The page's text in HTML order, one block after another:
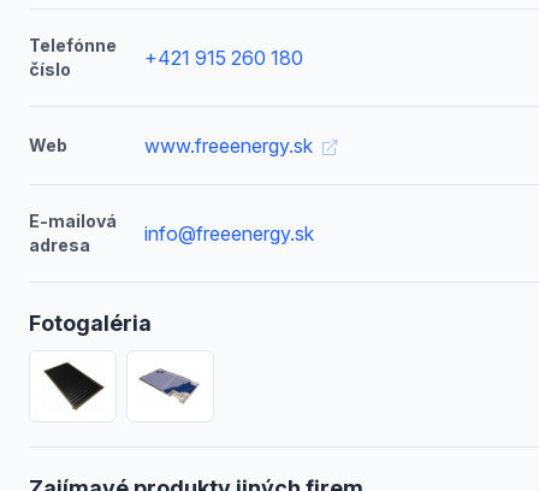
Telefónne
číslo
+421 915 260 180
Web www.freeenergy.sk
E-mailová
adresa
info@freeenergy.sk
Fotogaléria